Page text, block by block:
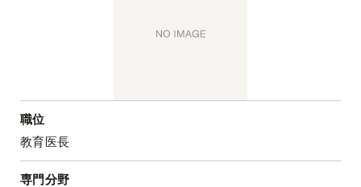
職位
教育医長
専門分野